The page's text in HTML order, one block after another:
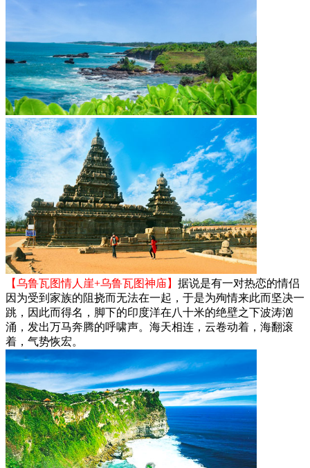
【乌鲁瓦图情人崖+乌鲁瓦图神庙】 据说是有一对热恋的情侣
因为受到家族的阻挠而无法在一起，于是为殉情来此而坚决一
跳，因此而得名，脚下的印度洋在八十米的绝壁之下波涛汹
涌，发出万马奔腾的呼啸声。海天相连，云卷动着，海翻滚
着，气势恢宏。